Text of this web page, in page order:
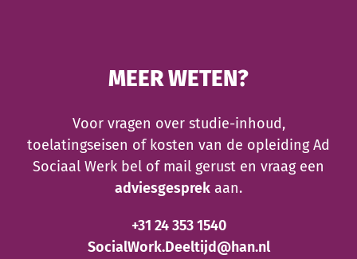
MEER WETEN?
Voor vragen over studie-inhoud,
toelatingseisen of kosten van de opleiding Ad
Sociaal Werk bel of mail gerust en vraag een
adviesgesprek aan.
+31 24 353 1540
SocialWork.Deeltijd@han.nl